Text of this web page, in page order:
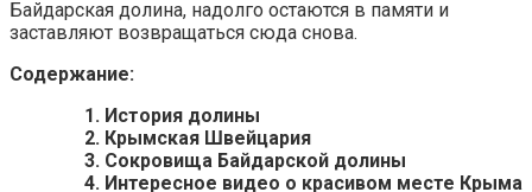
Байдарская долина, надолго остаются в памяти и
заставляют возвращаться сюда снова.
Содержание:
История долины
Крымская Швейцария
Сокровища Байдарской долины
Интересное видео о красивом месте Крыма